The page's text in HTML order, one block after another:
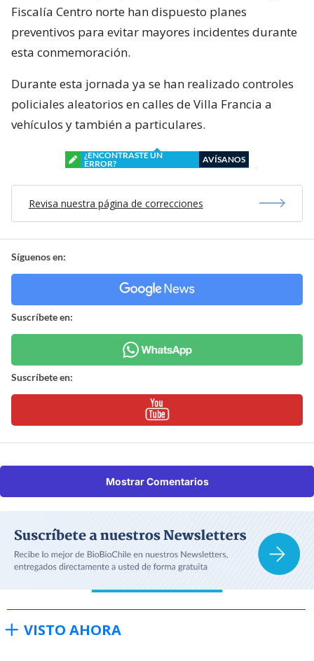
Fiscalía Centro norte han dispuesto planes
preventivos para evitar mayores incidentes durante
esta conmemoración.
Durante esta jornada ya se han realizado controles
policiales aleatorios en calles de Villa Francia a
vehículos y también a particulares.
¿ENCONTRASTE UN
ERROR?
AVÍSANOS
Revisa nuestra página de correcciones
Síguenos en:
Suscríbete en:
Suscríbete en:
Mostrar Comentarios
VISTO AHORA